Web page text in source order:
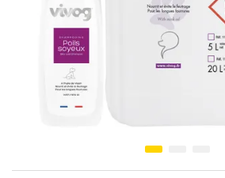
Przejdź na początek galerii